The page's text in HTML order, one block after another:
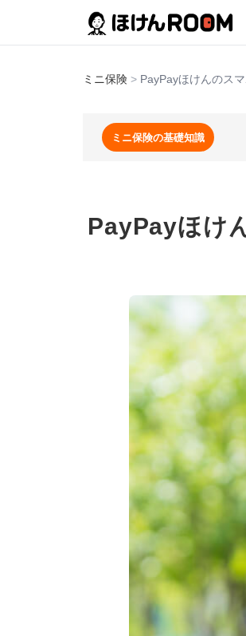
ミニ保険 > PayPayほけんのス
ミニ保険の基礎知識
PayPayほけ